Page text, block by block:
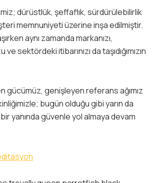
dürüstlük, şeffaflık, sürdürülebilirlik
memnuniyeti üzerine inşa edilmiştir.
aynı zamanda markanızı,
sektördeki itibarınızı da taşıdığımızın
gücümüz, genişleyen referans ağımız
bugün olduğu gibi yarın da
yanında güvenle yol almaya devam